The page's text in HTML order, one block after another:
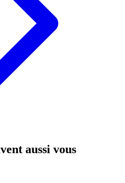
aussi vous